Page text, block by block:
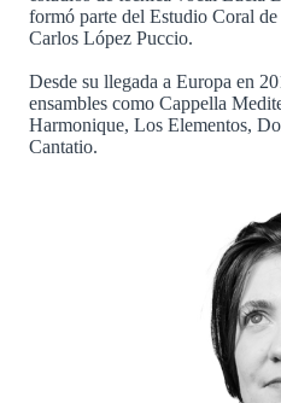
formó parte del Estudio Coral
Carlos López Puccio.
Desde su llegada a Europa en
ensambles como Cappella
Harmonique, Los Elementos,
Cantatio.